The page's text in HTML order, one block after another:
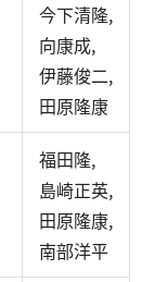
今下清隆,
向康成,
伊藤俊二,
田原隆康
福田隆,
島崎正英,
田原隆康,
南部洋平